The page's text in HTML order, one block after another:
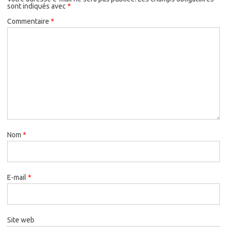
sont indiqués avec *
Commentaire *
Nom *
E-mail *
Site web